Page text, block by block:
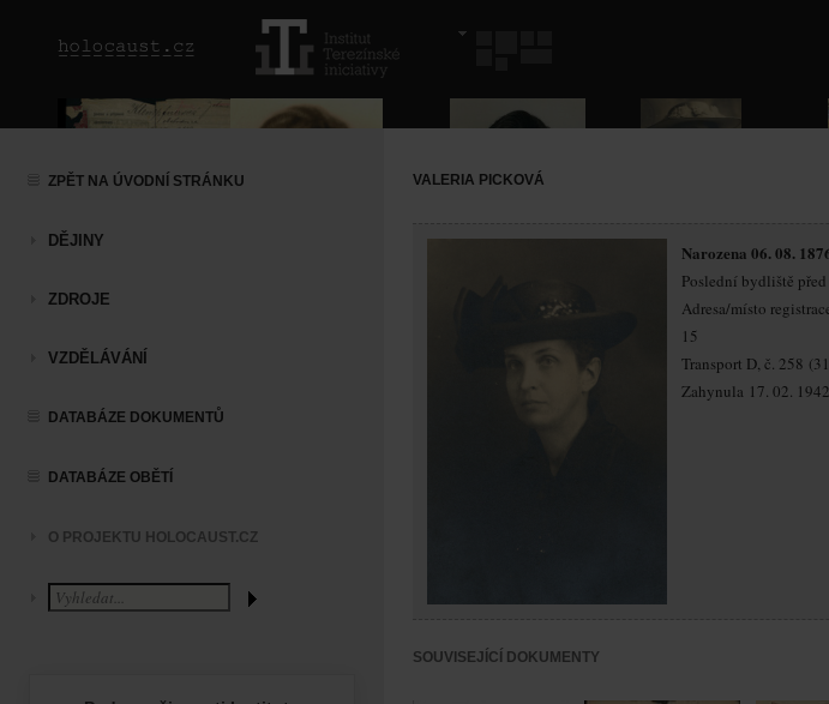
ZPĚT NA ÚVODNÍ STRÁNKU
DĚJINY
ZDROJE
VZDĚLÁVÁNÍ
DATABÁZE DOKUMENTŮ
DATABÁZE OBĚTÍ
O PROJEKTU HOLOCAUST.CZ
VALERIA PICKOVÁ
Narozena 06. 08.
Poslední bydliště
Adresa/místo
15
Transport D, č. 258
Zahynula 17. 02.
SOUVISEJÍCÍ DOKUMENTY